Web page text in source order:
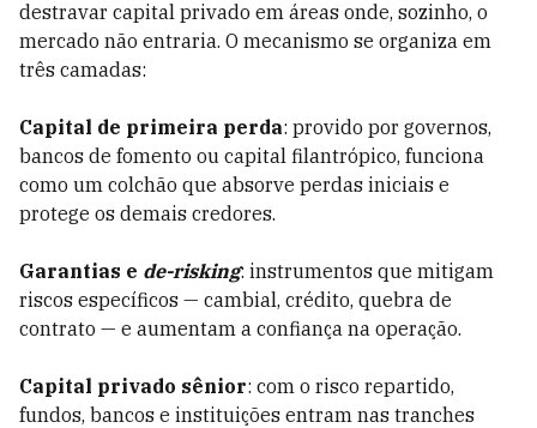
destravar capital privado em áreas onde, sozinho, o
mercado não entraria. O mecanismo se organiza em
três camadas:
Capital de primeira perda: provido por governos,
bancos de fomento ou capital filantrópico, funciona
como um colchão que absorve perdas iniciais e
protege os demais credores.
Garantias e de-risking: instrumentos que mitigam
riscos específicos — cambial, crédito, quebra de
contrato — e aumentam a confiança na operação.
Capital privado sênior: com o risco repartido,
fundos, bancos e instituições entram nas tranches